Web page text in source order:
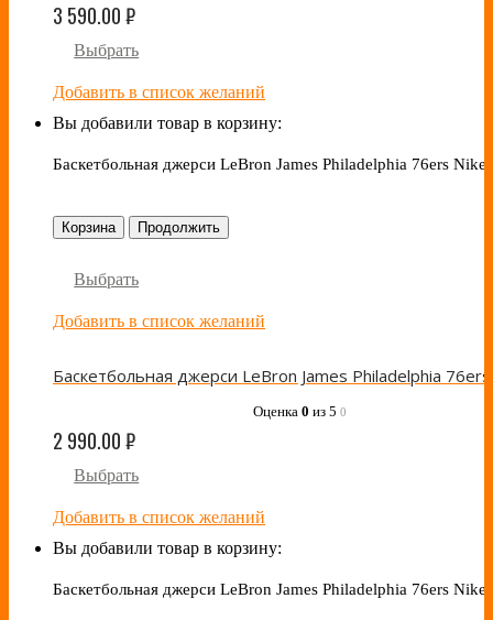
3 590.00₽
Выбрать
Добавить в список желаний
Вы добавили товар в корзину:
Баскетбольная джерси LeBron James Philadelphia 76ers Nike
Корзина Продолжить
Выбрать
Добавить в список желаний
Оценка 0 из 5 0
2 990.00₽
Выбрать
Добавить в список желаний
Вы добавили товар в корзину:
Баскетбольная джерси LeBron James Philadelphia 76ers Nike